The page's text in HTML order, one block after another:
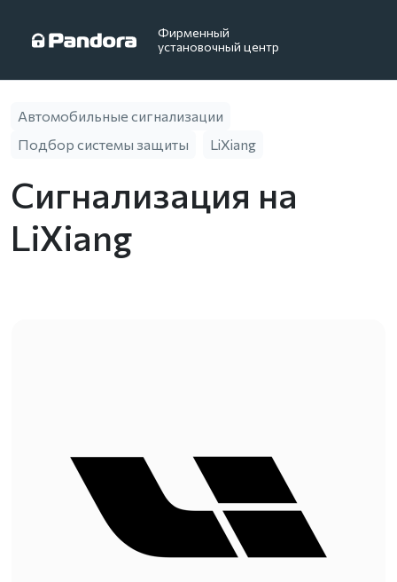
Фирменный
установочный центр
Автомобильные сигнализации
Подбор системы защиты
LiXiang
Сигнализация на
LiXiang